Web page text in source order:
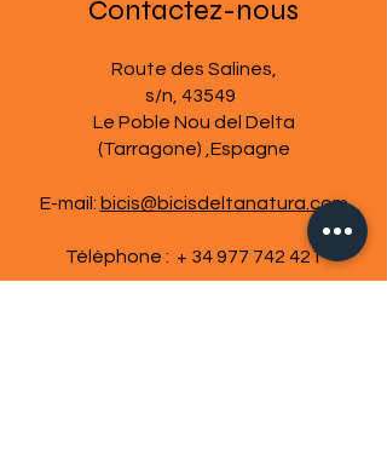
Contactez-nous
Route des Salines,
s/n, 43549
Le Poble Nou del Delta
(Tarragone) ,Espagne
E-mail: bicis@bicisdeltanatura.com
Téléphone : + 34 977 742 421